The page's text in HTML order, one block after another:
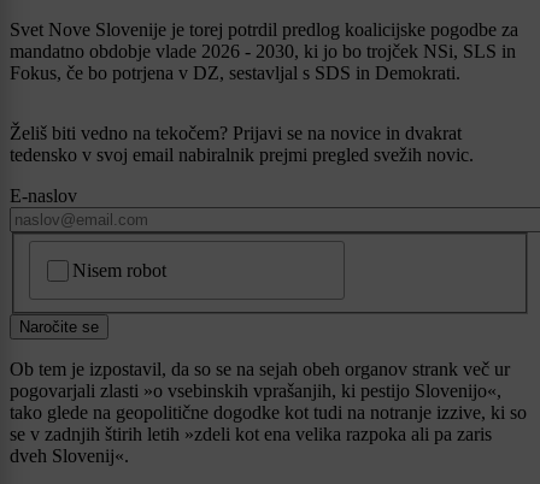
Svet Nove Slovenije je torej potrdil predlog koalicijske pogodbe za
mandatno obdobje vlade 2026 - 2030, ki jo bo trojček NSi, SLS in
Fokus, če bo potrjena v DZ, sestavljal s SDS in Demokrati.
Želiš biti vedno na tekočem? Prijavi se na novice in dvakrat
tedensko v svoj email nabiralnik prejmi pregled svežih novic.
E-naslov
Nisem robot
Naročite se
Ob tem je izpostavil, da so se na sejah obeh organov strank več ur
pogovarjali zlasti »o vsebinskih vprašanjih, ki pestijo Slovenijo«,
tako glede na geopolitične dogodke kot tudi na notranje izzive, ki so
se v zadnjih štirih letih »zdeli kot ena velika razpoka ali pa zaris
dveh Slovenij«.